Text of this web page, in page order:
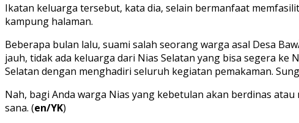
Ikatan keluarga tersebut, kata dia, selain bermanfaat
kampung halaman.
Beberapa bulan lalu, suami salah seorang warga asal Desa
jauh, tidak ada keluarga dari Nias Selatan yang bisa segera ke
Selatan dengan menghadiri seluruh kegiatan pemakaman.
Nah, bagi Anda warga Nias yang kebetulan akan berdinas
sana. (en/YK)